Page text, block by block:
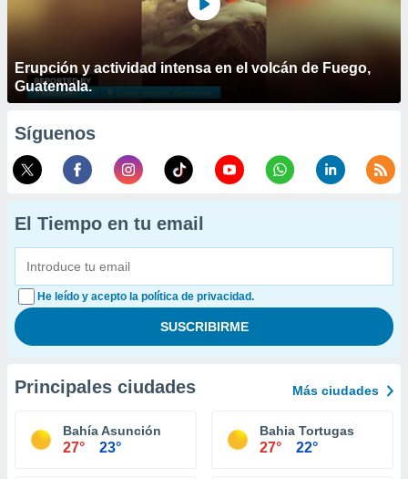
Erupción y actividad intensa en el volcán de Fuego,
Guatemala.
Síguenos
El Tiempo en tu email
He leído y acepto la política de privacidad.
Principales ciudades Más ciudades
Bahía Asunción
27° 23°
Bahia Tortugas
27° 22°